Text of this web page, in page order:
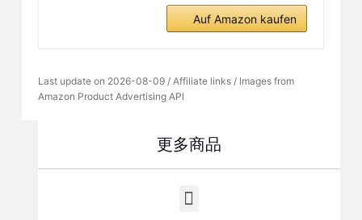
Auf Amazon kaufen
Last update on 2026-08-09 / Affiliate links / Images from
Amazon Product Advertising API
更多商品